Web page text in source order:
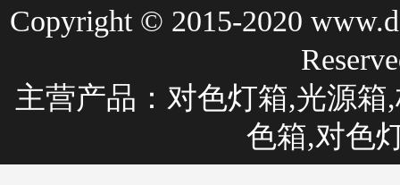
Copyright © 2015-2020
主营产品： 对色灯箱,光源箱,
色箱,对色